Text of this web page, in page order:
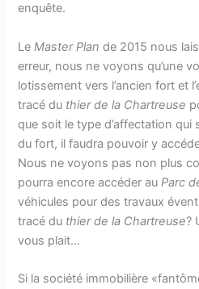
enquête.
Le Master Plan de 2015 nous
erreur, nous ne voyons qu’une
lotissement vers l’ancien fort et
tracé du thier de la Chartreuse
que soit le type d’affectation qui
du fort, il faudra pouvoir y
Nous ne voyons pas non plus
pourra encore accéder au Parc
véhicules pour des travaux
tracé du thier de la Chartreuse?
vous plait…
Si la société immobilière